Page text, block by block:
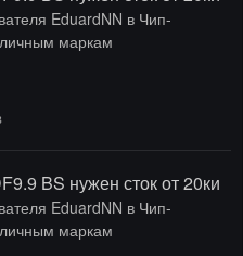
EduardNN в Чип-
маркам
BS нужен сток от 20ки
EduardNN в Чип-
маркам